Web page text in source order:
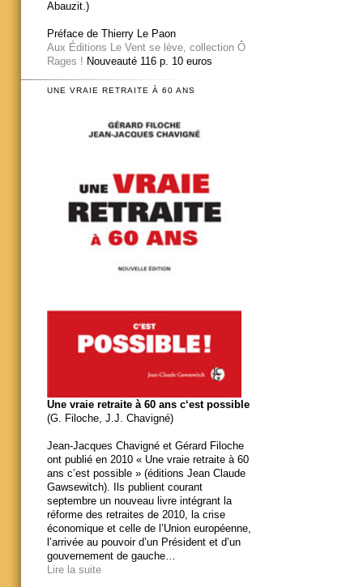
Abauzit.)
Préface de Thierry Le Paon
Aux Éditions Le Vent se lève, collection Ô
Rages ! Nouveauté 116 p. 10 euros
UNE VRAIE RETRAITE À 60 ANS
Une vraie retraite à 60 ans c‘est possible
(G. Filoche, J.J. Chavigné)
Jean-Jacques Chavigné et Gérard Filoche
ont publié en 2010 « Une vraie retraite à 60
ans c’est possible » (éditions Jean Claude
Gawsewitch). Ils publient courant
septembre un nouveau livre intégrant la
réforme des retraites de 2010, la crise
économique et celle de l’Union européenne,
l’arrivée au pouvoir d’un Président et d’un
gouvernement de gauche…
Lire la suite